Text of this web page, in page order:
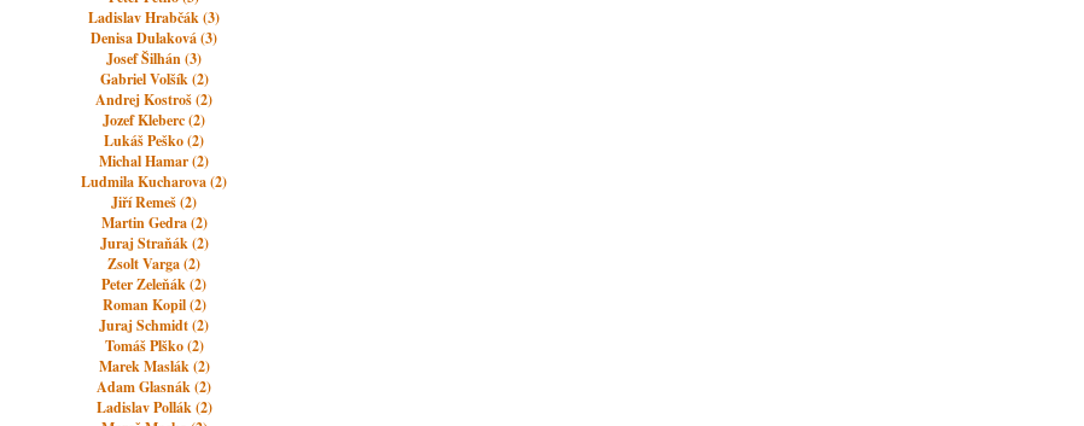
Ladislav Hrabčák (3)
Denisa Dulaková (3)
Josef Šilhán (3)
Gabriel Volšík (2)
Andrej Kostroš (2)
Jozef Kleberc (2)
Lukáš Peško (2)
Michal Hamar (2)
Ludmila Kucharova (2)
Jiří Remeš (2)
Martin Gedra (2)
Juraj Straňák (2)
Zsolt Varga (2)
Peter Zeleňák (2)
Roman Kopil (2)
Juraj Schmidt (2)
Tomáš Plško (2)
Marek Maslák (2)
Adam Glasnák (2)
Ladislav Pollák (2)